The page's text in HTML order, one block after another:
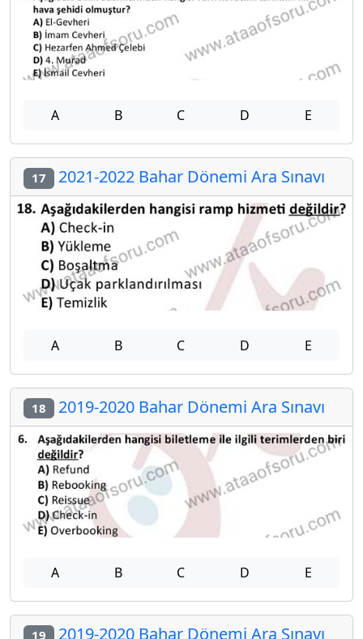
A B C D E
17 2021-2022 Bahar Dönemi Ara Sınavı
A B C D E
18 2019-2020 Bahar Dönemi Ara Sınavı
A B C D E
19 2019-2020 Bahar Dönemi Ara Sınavı